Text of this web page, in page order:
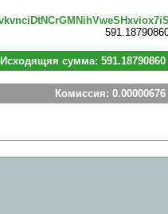
Исходящяя сумма: 591.18790860
Комиссия: 0.00000676